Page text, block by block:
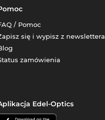
/ Pomoc
się i wypisz z newslettera
zamówienia
Edel-Optics